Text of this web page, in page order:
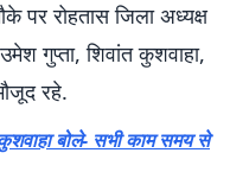
पर रोहतास जिला अध्यक्ष
गुप्ता, शिवांत कुशवाहा,
रहे.
बोले- सभी काम समय से